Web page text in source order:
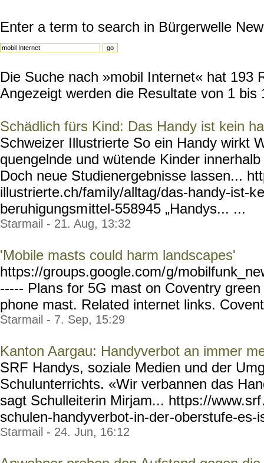
Enter a term to search in Bürgerwelle
Die Suche nach »mobil Internet« hat 193
Angezeigt werden die Resultate von 1 bis
Schädlich fürs Kind: Das Handy ist kein
Schweizer Illustrierte So ein Handy wirkt
quengelnde und wütende Kinder
Doch neue Studienergebnisse lassen...
illustrierte.ch/family/alltag/das-handy-ist-k
beruhigungsmittel-558945 „Handys... ...
Starmail - 21. Aug, 13:32
'Mobile masts could harm landscapes'
https://groups.google.com/g/
----- Plans for 5G mast on Coventry
phone mast. Related internet links.
Starmail - 7. Sep, 15:29
Kanton Aargau: Handyverbot an immer
SRF Handys, soziale Medien und der
Schulunterrichts. «Wir verbannen das
sagt Schulleiterin Mirjam... https://www.srf
schulen-handyverbot-in-der-oberstufe-es-
Starmail - 24. Jun, 16:12